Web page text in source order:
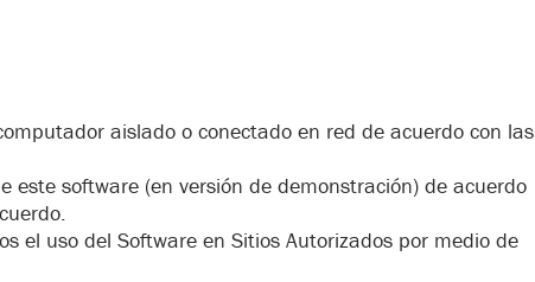
aislado o conectado en red de acuerdo con las
este software (en versión de demonstración) de acuerdo
el uso del Software en Sitios Autorizados por medio de